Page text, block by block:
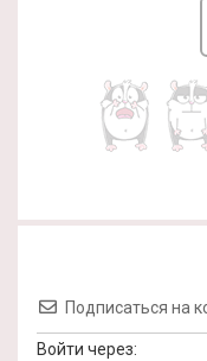
Подписаться на
Войти через: